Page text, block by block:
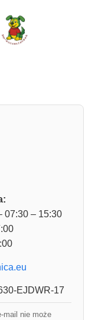
07:30 – 15:30
EJDWR-17
mail nie może